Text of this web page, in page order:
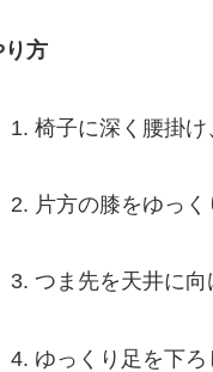
り方
椅子に深く腰掛け
片方の膝をゆっく
つま先を天井に向
ゆっくり足を下ろ